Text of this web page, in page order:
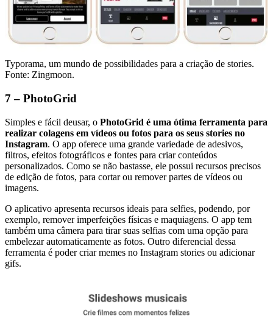
Typorama, um mundo de possibilidades para a criação de stories.
Fonte: Zingmoon.
7 – PhotoGrid
Simples e fácil deusar, o PhotoGrid é uma ótima ferramenta para
realizar colagens em vídeos ou fotos para os seus stories no
Instagram. O app oferece uma grande variedade de adesivos,
filtros, efeitos fotográficos e fontes para criar conteúdos
personalizados. Como se não bastasse, ele possui recursos precisos
de edição de fotos, para cortar ou remover partes de vídeos ou
imagens.
O aplicativo apresenta recursos ideais para selfies, podendo, por
exemplo, remover imperfeições físicas e maquiagens. O app tem
também uma câmera para tirar suas selfias com uma opção para
embelezar automaticamente as fotos. Outro diferencial dessa
ferramenta é poder criar memes no Instagram stories ou adicionar
gifs.